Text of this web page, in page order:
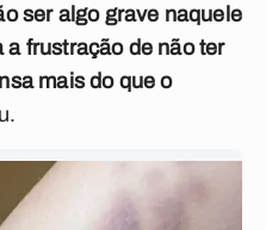
ser algo grave naquele
frustração de não ter
mais do que o